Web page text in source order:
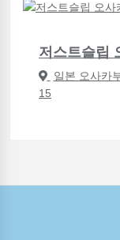
저스트슬립
일본 오사카
15